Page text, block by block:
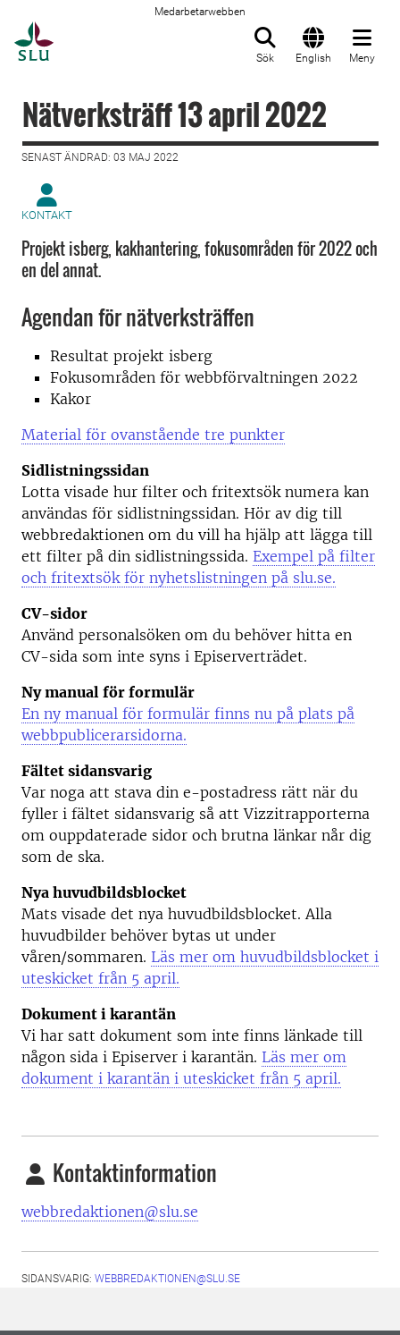
Medarbetarwebben
Sök English Meny
Nätverksträff 13 april 2022
SENAST ÄNDRAD: 03 MAJ 2022
KONTAKT
Projekt isberg, kakhantering, fokusområden för 2022 och
en del annat.
Agendan för nätverksträffen
Resultat projekt isberg
Fokusområden för webbförvaltningen 2022
Kakor
Material för ovanstående tre punkter
Sidlistningssidan
Lotta visade hur filter och fritextsök numera kan
användas för sidlistningssidan. Hör av dig till
webbredaktionen om du vill ha hjälp att lägga till
ett filter på din sidlistningssida. Exempel på filter
och fritextsök för nyhetslistningen på slu.se.
CV-sidor
Använd personalsöken om du behöver hitta en
CV-sida som inte syns i Episerverträdet.
Ny manual för formulär
En ny manual för formulär finns nu på plats på
webbpublicerarsidorna.
Fältet sidansvarig
Var noga att stava din e-postadress rätt när du
fyller i fältet sidansvarig så att Vizzitrapporterna
om ouppdaterade sidor och brutna länkar når dig
som de ska.
Nya huvudbildsblocket
Mats visade det nya huvudbildsblocket. Alla
huvudbilder behöver bytas ut under
våren/sommaren. Läs mer om huvudbildsblocket i
uteskicket från 5 april.
Dokument i karantän
Vi har satt dokument som inte finns länkade till
någon sida i Episerver i karantän. Läs mer om
dokument i karantän i uteskicket från 5 april.
Kontaktinformation
webbredaktionen@slu.se
SIDANSVARIG: WEBBREDAKTIONEN@SLU.SE